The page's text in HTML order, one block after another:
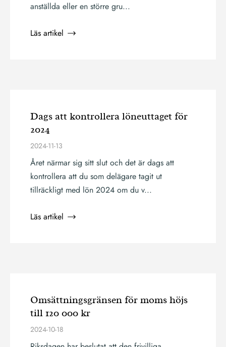
anställda eller en större gru...
Läs artikel
Dags att kontrollera löneuttaget för
2024
2024-11-13
Året närmar sig sitt slut och det är dags att
kontrollera att du som delägare tagit ut
tillräckligt med lön 2024 om du v...
Läs artikel
Omsättningsgränsen för moms höjs
till 120 000 kr
2024-10-18